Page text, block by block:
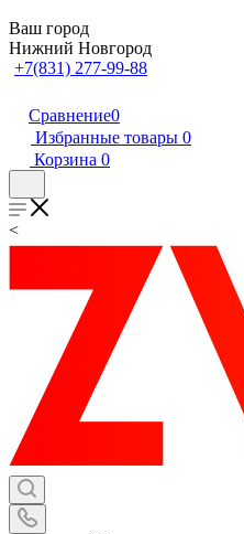
Ваш город
Нижний Новгород
+7(831) 277-99-88
Сравнение0
Избранные товары 0
Корзина 0
<